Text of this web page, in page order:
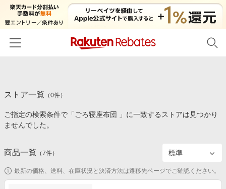
カテゴリー一覧
百貨店・総合ECモール
食品・スイーツ・お酒
コスメ・健康・医薬品
イベント一覧
初回購入者限定特典
対象ストア新規限定特典
ストア一覧 （0件）
ご指定の検索条件で「ごろ寝座布団 」に一致するストアは見つかり
ませんでした。
商品一覧 （7件）
最新の価格、送料、在庫状況と決済方法は遷移先ページでご確認ください。